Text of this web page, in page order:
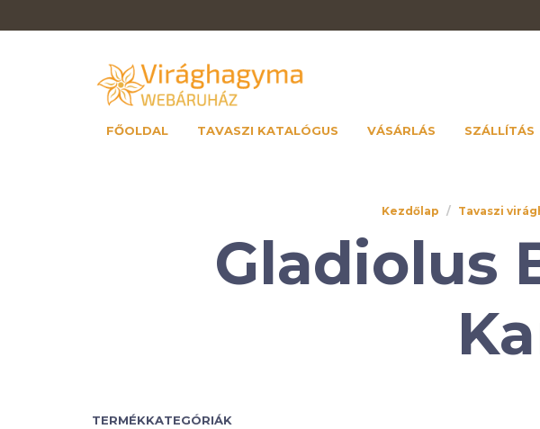
FŐOLDAL TAVASZI KATALÓGUS VÁSÁRLÁS SZÁLLÍTÁS
Kezdőlap / Tavaszi
Gladiolus
TERMÉKKATEGÓRIÁK